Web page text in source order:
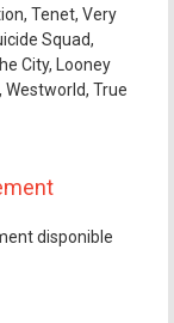
Tenet, Very
Squad,
City, Looney
Westworld, True
disponible